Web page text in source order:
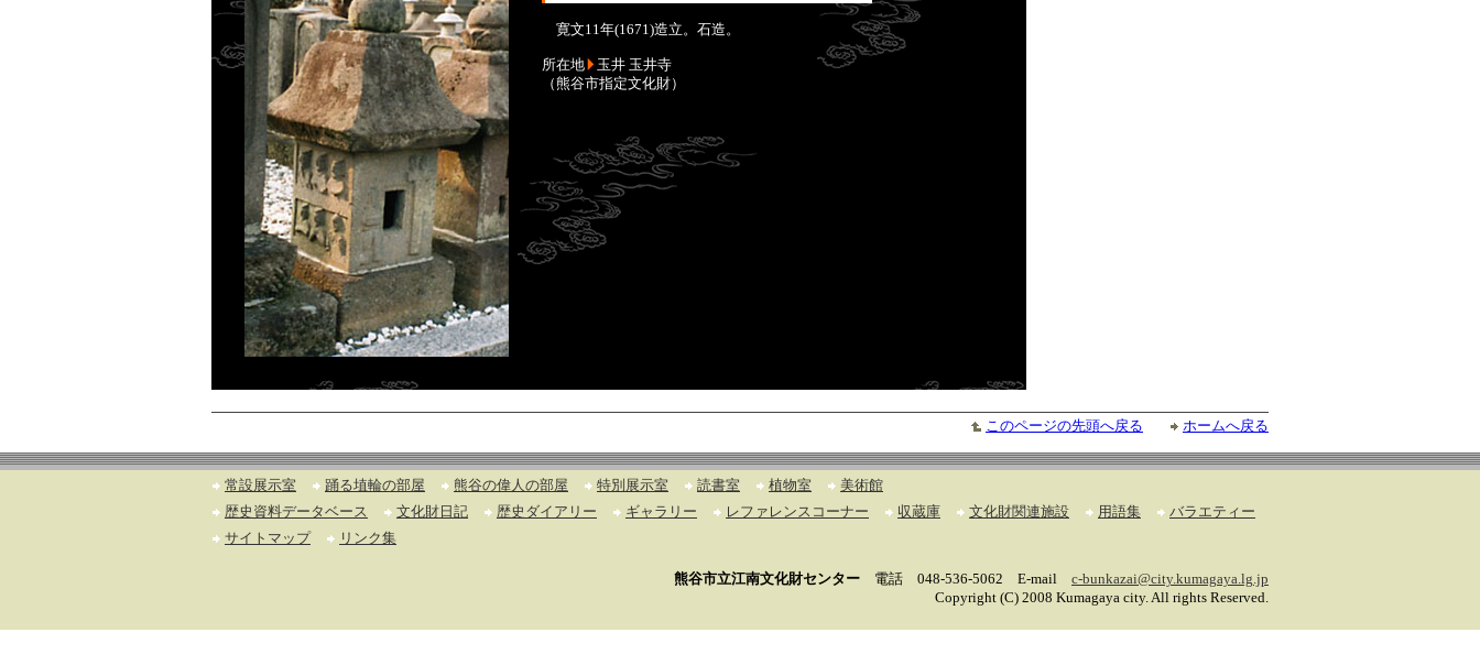
寛文11年(1671)造立。石造。
所在地
玉井 玉井寺
（熊谷市指定文化財）
このページの先頭へ戻る ホームへ戻る
常設展示室 踊る埴輪の部屋 熊谷の偉人の部屋 特別展示室 読書室 植物室
美術館
歴史資料データベース
文化財日記 歴史ダイアリー ギャラリー レファレンスコーナー 収蔵庫 文化財関連施設 用語集
バラエティー
サイトマップ
リンク集
熊谷市立江南文化財センター 電話 048-536-5062 E-mail c-bunkazai@city.kumagaya.lg.jp
Copyright (C) 2008 Kumagaya city. All rights Reserved.